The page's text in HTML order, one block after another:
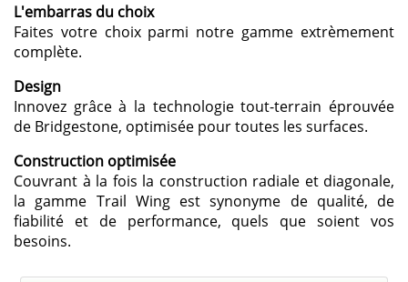
L'embarras du choix
Faites votre choix parmi notre gamme extrèmement
complète.
Design
Innovez grâce à la technologie tout-terrain éprouvée
de Bridgestone, optimisée pour toutes les surfaces.
Construction optimisée
Couvrant à la fois la construction radiale et diagonale,
la gamme Trail Wing est synonyme de qualité, de
fiabilité et de performance, quels que soient vos
besoins.